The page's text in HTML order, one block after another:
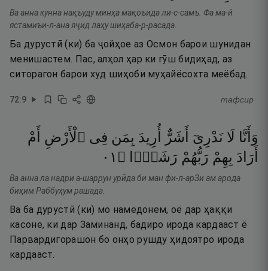
Ва анна кунна нақъуду минҳа мақоъида ли-с-самъ. Фа ма-й
ястамиъи-л-ана яҷид лаҳу шиҳаба-р-расада.
Ба дурустӣ (ки) ба ҷойҳое аз Осмон барои шунидан
менишастем. Пас, алҳол ҳар ки гӯш бидиҳад, аз
ситорагон барои худ шиҳоби муҳайёсохта меёбад.
72:9 тафсир
وَأَنَّا لَا نَدْرِىٓ أَشَرٌّ أُرِيدَ بِمَن فِى ٱلْأَرْضِ
أَمْ
أَرَادَ بِهِمْ رَبُّهُمْ رَشَدًۭا ۝ ١٠
Ва анна ла надри а-шаррун урӣда би ман фи-л-арЗи ам арода
биҳим Раббуҳум рашада.
Ва ба дурустӣ (ки) мо намедонем, оё дар ҳаққи
касоне, ки дар Заминанд, бадиро ирода кардааст ё
Парвардигорашон бо онҳо рушду ҳидоятро ирода
кардааст.